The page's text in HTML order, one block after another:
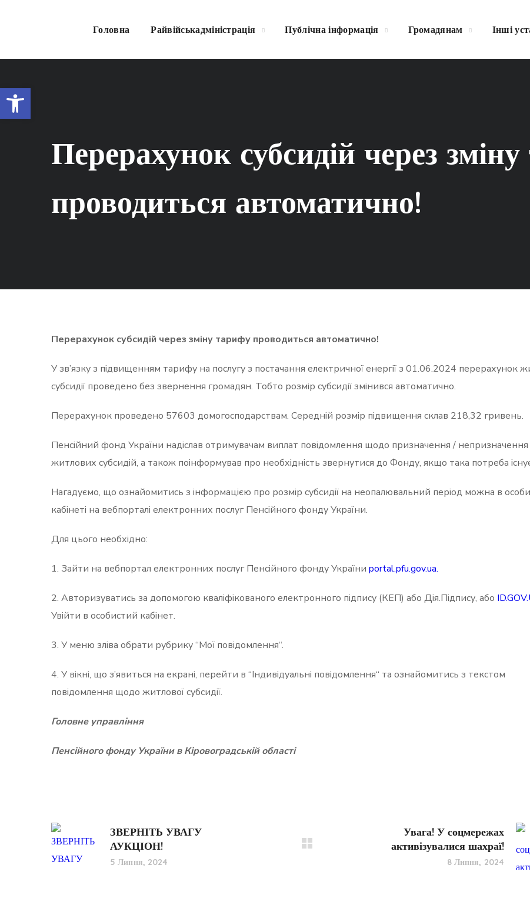
Головна Райвійськадміністрація Публічна інформація Громадянам Інші
Перерахунок субсидій через
проводиться автоматично!
Перерахунок субсидій через зміну тарифу проводиться автоматично!
У зв’язку з підвищенням тарифу на послугу з постачання електричної енергії з 01.06.2024 перерахунок
субсидії проведено без звернення громадян. Тобто розмір субсидії змінився автоматично.
Перерахунок проведено 57603 домогосподарствам. Середній розмір підвищення склав 218,32 гривень.
Пенсійний фонд України надіслав отримувачам виплат повідомлення щодо призначення / непризначення
житлових субсидій, а також поінформував про необхідність звернутися до Фонду, якщо така потреба
Нагадуємо, що ознайомитись з інформацією про розмір субсидії на неопалювальний період можна в
кабінеті на вебпорталі електронних послуг Пенсійного фонду України.
Для цього необхідно:
1. Зайти на вебпортал електронних послуг Пенсійного фонду України portal.pfu.gov.ua.
2. Авторизуватись за допомогою кваліфікованого електронного підпису (КЕП) або Дія.Підпису, або
Увійти в особистий кабінет.
3. У меню зліва обрати рубрику “Мої повідомлення“.
4. У вікні, що з’явиться на екрані, перейти в “Індивідуальні повідомлення“ та ознайомитись з текстом
повідомлення щодо житлової субсидії.
Головне управління
Пенсійного фонду України в Кіровоградській області
ЗВЕРНІТЬ УВАГУ
АУКЦІОН!
5 Липня, 2024
Увага! У соцмережах
активізувалися шахраї!
8 Липня, 2024
Відкрити Панель інструментів